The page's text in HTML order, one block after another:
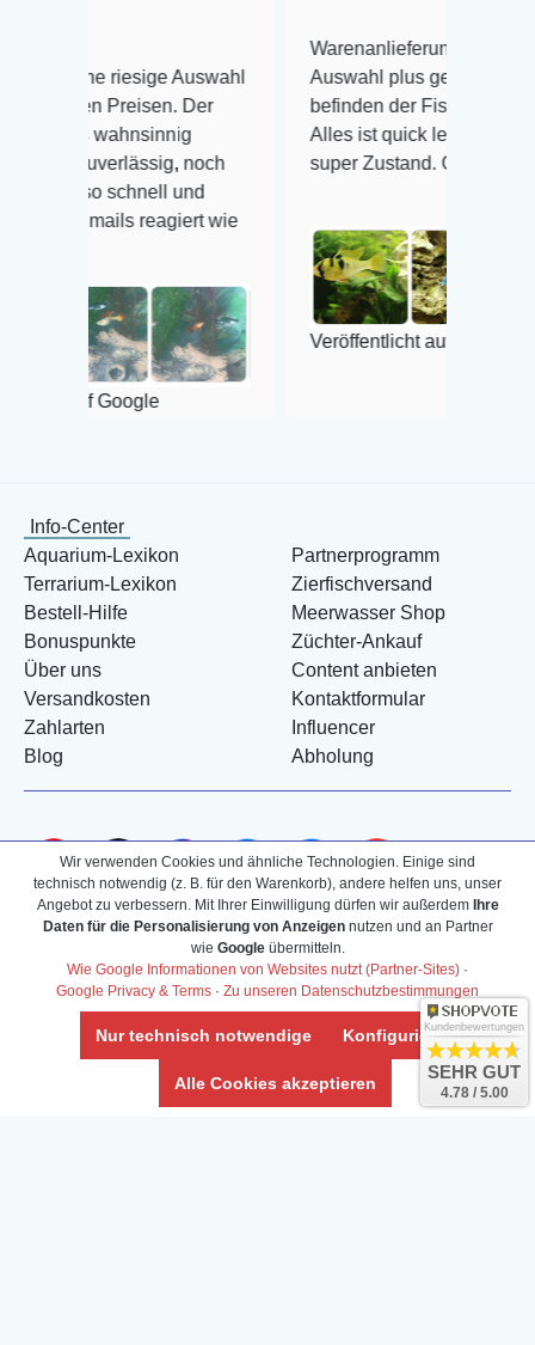
Auswahl
Der
noch
reagiert wie
Warenanlieferung Top und die
Auswahl plus gesundheitliches
befinden der Fische einwandfrei.
Alles ist quick lebendig und im
super Zustand. Gerne wieder 😃
Veröffentlicht auf Google
Info-Center
Aquarium-Lexikon
Terrarium-Lexikon
Bestell-Hilfe
Bonuspunkte
Über uns
Versandkosten
Zahlarten
Blog
Partnerprogramm
Zierfischversand
Meerwasser Shop
Züchter-Ankauf
Content anbieten
Kontaktformular
Influencer
Abholung
Wir verwenden Cookies und ähnliche Technologien. Einige sind
technisch notwendig (z. B. für den Warenkorb), andere helfen uns, unser
Angebot zu verbessern. Mit Ihrer Einwilligung dürfen wir außerdem Ihre
Daten für die Personalisierung von Anzeigennutzen und an Partner
wie Googleübermitteln.
Wie Google Informationen von Websites nutzt (Partner-Sites) ·
Google Privacy & Terms · Zu unseren Datenschutzbestimmungen
Nur technisch notwendige Konfigurieren
Alle Cookies akzeptieren
Kundenbewertungen
SEHR GUT
4.78 / 5.00